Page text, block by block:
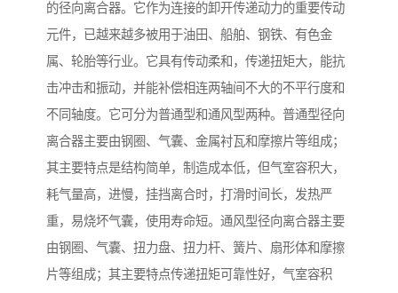
的径向离合器。它作为连接的卸开传递动力的重要传动
元件，已越来越多被用于油田、船舶、钢铁、有色金
属、轮胎等行业。它具有传动柔和，传递扭矩大，能抗
击冲击和振动，并能补偿相连两轴间不大的不平行度和
不同轴度。它可分为普通型和通风型两种。普通型径向
离合器主要由钢圈、气囊、金属衬瓦和摩擦片等组成；
其主要特点是结构简单，制造成本低，但气室容积大，
耗气量高，进慢，挂挡离合时，打滑时间长，发热严
重，易烧坏气囊，使用寿命短。通风型径向离合器主要
由钢圈、气囊、扭力盘、扭力杆、簧片、扇形体和摩擦
片等组成；其主要特点传递扭矩可靠性好，气室容积